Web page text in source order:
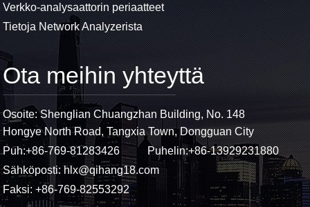
Verkko-analysaattorin periaatteet
Tietoja Network Analyzerista
Ota meihin yhteyttä
Osoite: Shenglian Chuangzhan Building, No. 148
Hongye North Road, Tangxia Town, Dongguan City
Puh:+86-769-81283426 Puhelin:+86-13929231880
Sähköposti:hlx@qihang18.com
Faksi: +86-769-82553292